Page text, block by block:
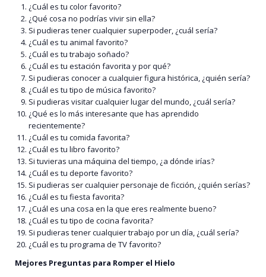
¿Cuál es tu color favorito?
¿Qué cosa no podrías vivir sin ella?
Si pudieras tener cualquier superpoder, ¿cuál sería?
¿Cuál es tu animal favorito?
¿Cuál es tu trabajo soñado?
¿Cuál es tu estación favorita y por qué?
Si pudieras conocer a cualquier figura histórica, ¿quién sería?
¿Cuál es tu tipo de música favorito?
Si pudieras visitar cualquier lugar del mundo, ¿cuál sería?
¿Qué es lo más interesante que has aprendido
recientemente?
¿Cuál es tu comida favorita?
¿Cuál es tu libro favorito?
Si tuvieras una máquina del tiempo, ¿a dónde irías?
¿Cuál es tu deporte favorito?
Si pudieras ser cualquier personaje de ficción, ¿quién serías?
¿Cuál es tu fiesta favorita?
¿Cuál es una cosa en la que eres realmente bueno?
¿Cuál es tu tipo de cocina favorita?
Si pudieras tener cualquier trabajo por un día, ¿cuál sería?
¿Cuál es tu programa de TV favorito?
Mejores Preguntas para Romper el Hielo